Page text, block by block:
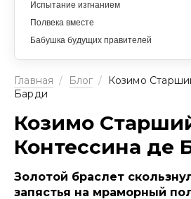
Испытание изгнанием
Полвека вместе
Бабушка будущих правителей
Главная / Блог /
Козимо
Барди
Козимо
Контессина де
Золотой браслет
запястья на мраморный